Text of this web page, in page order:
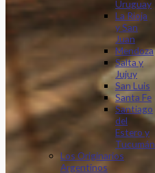
Uruguay
La Rioja
y San
Juan
Mendoza
Salta y
Jujuy
San Luis
Santa Fe
Santiago
del
Estero y
Tucumán
Los Originarios
Argentinos